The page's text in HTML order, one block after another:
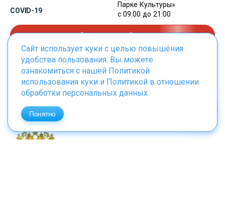
COVID-19
Парке Культуры»
с 09:00 до 21:00
Записаться сейчас
Сертификат европейского качества
Сайт использует куки с целью повышения
удобства пользования. Вы можете
ознакомиться с нашей Политикой
использования куки и Политикой в отношении
обработки персональных данных.
Понятно